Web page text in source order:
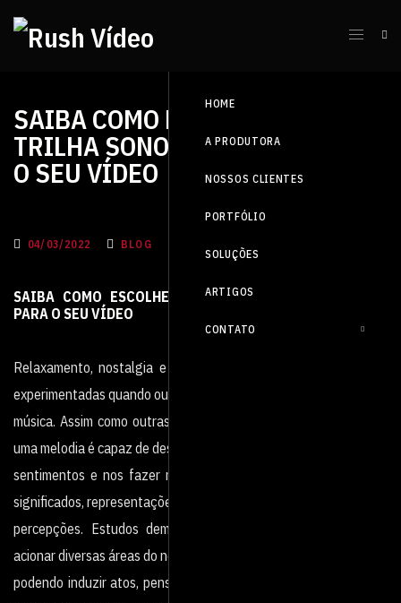
HOME
A PRODUTORA
NOSSOS CLIENTES
PORTFÓLIO
SOLUÇÕES
ARTIGOS
CONTATO
SAIBA COMO ESCOLHER A
TRILHA SONORA PERFEITA PARA
O SEU VÍDEO
04/03/2022 BLOG
SAIBA COMO ESCOLHER A TRILHA SONORA PERFEITA
PARA O SEU VÍDEO
Relaxamento, nostalgia e euforia são algumas das sensações
experimentadas quando ouvimos uma
música. Assim como outras manifestações culturais e artísticas,
uma melodia é capaz de despertar
sentimentos e nos fazer reviver lembranças. É um universo de
significados, representações e
percepções. Estudos demonstram que a música é capaz de
acionar diversas áreas do nosso cérebro,
podendo induzir atos, pensamentos e emoções. Portanto, não é